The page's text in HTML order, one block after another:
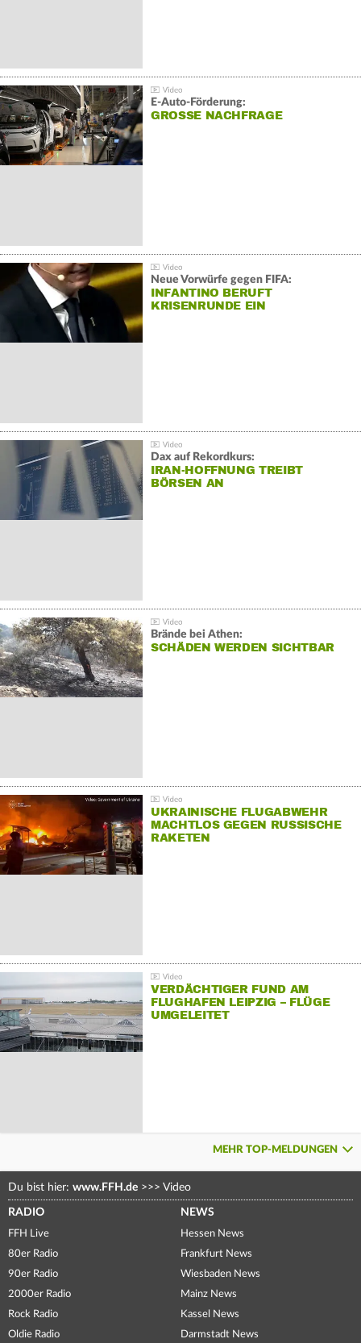
E-Auto-Förderung:
GROSSE NACHFRAGE
Neue Vorwürfe gegen FIFA:
INFANTINO BERUFT
KRISENRUNDE EIN
Dax auf Rekordkurs:
IRAN-HOFFNUNG TREIBT
BÖRSEN AN
Brände bei Athen:
SCHÄDEN WERDEN SICHTBAR
UKRAINISCHE FLUGABWEHR
MACHTLOS GEGEN RUSSISCHE
RAKETEN
VERDÄCHTIGER FUND AM
FLUGHAFEN LEIPZIG – FLÜGE
UMGELEITET
MEHR TOP-MELDUNGEN
Du bist hier: www.FFH.de >>> Video
RADIO
FFH Live
80er Radio
90er Radio
2000er Radio
Rock Radio
Oldie Radio
NEWS
Hessen News
Frankfurt News
Wiesbaden News
Mainz News
Kassel News
Darmstadt News